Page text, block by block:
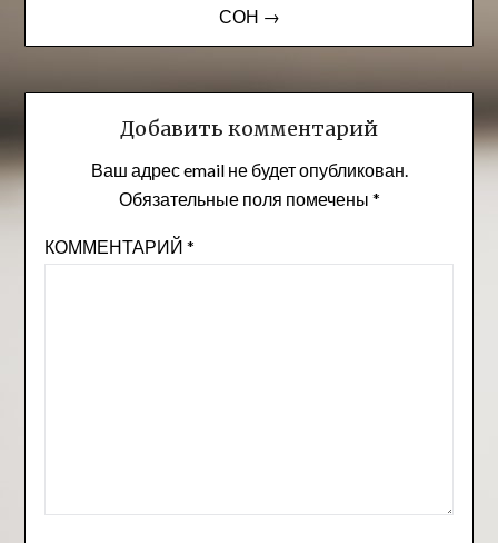
СОН →
Добавить комментарий
Ваш адрес email не будет опубликован.
Обязательные поля помечены *
КОММЕНТАРИЙ *